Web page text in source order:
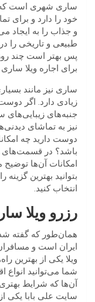
ساری شهری است که
خود را دارد و برای
و جذاب را به ایجاد
طبیعی و تاریخی را
پس بهتر است چند
برای اجاره ویلا
ساری نیز مانند
زیادی دارد. اگر
جنبه‌های زیبایی‌های
نیز به تماشای
دوست دارید چه
باشد؟ در قسمت‌های
امکانات آن‌ها توضیح
بتوانید بهترین
انتخاب کنید.
رزرو ویلا
همان‌طور که گفته
ایران است و
ویلا یکی از بهترین
شما می‌توانید انواع
آن‌ها که شرایط
سایت علی بابا یکی